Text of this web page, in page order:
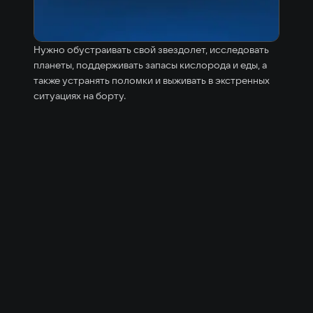
Нужно обустраивать свой звездолет, исследовать
планеты, поддерживать запасы кислорода и еды, а
также устранять поломки и выживать в экстренных
ситуациях на борту.